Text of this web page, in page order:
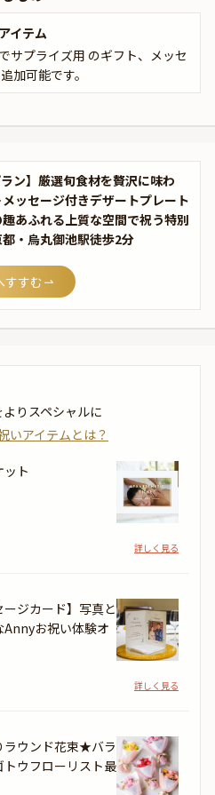
イテム
サプライズ用 のギフト、メッセ
加可能です。
ン】厳選旬食材を贅沢に味わ
ッセージ付きデザートプレート
あふれる上質な空間で祝う特別
・烏丸御池駅徒歩2分
すすむ
りスペシャルに
いアイテムとは？
ト
詳しく見る
ージカード】写真と
Annyお祝い体験オ
詳しく見る
ラウンド花束★バラ
ウフローリスト最